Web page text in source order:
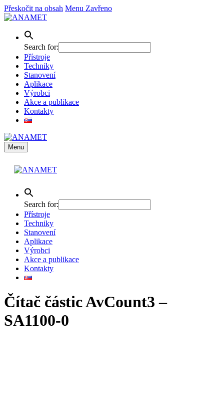
Přeskočit na obsah Menu Zavřeno
Search for:
Přístroje
Techniky
Stanovení
Aplikace
Výrobci
Akce a publikace
Kontakty
Menu
Search for:
Přístroje
Techniky
Stanovení
Aplikace
Výrobci
Akce a publikace
Kontakty
Čítač částic AvCount3 –
SA1100-0